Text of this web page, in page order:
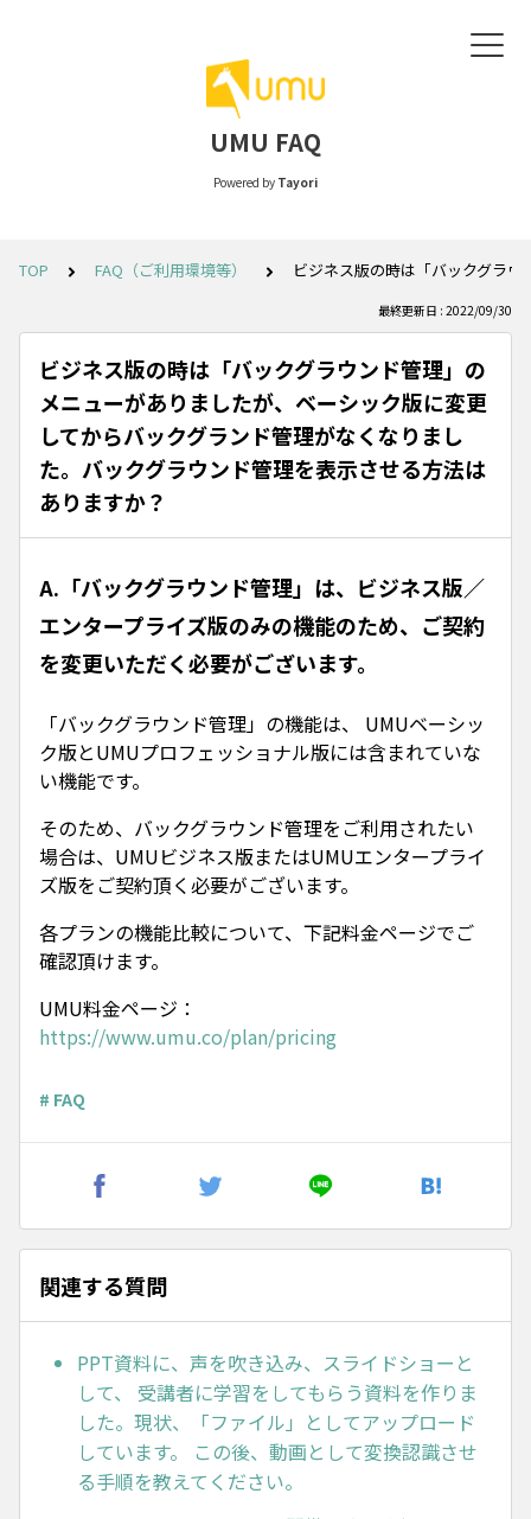
UMU FAQ
Powered by Tayori
TOP FAQ（ご利用環境等） ビジネス版の時は「バックグラ
最終更新日 : 2022/09/30
ビジネス版の時は「バックグラウンド管理」の
メニューがありましたが、ベーシック版に変更
してからバックグランド管理がなくなりまし
た。バックグラウンド管理を表示させる方法は
ありますか？
A.「バックグラウンド管理」は、ビジネス版／
エンタープライズ版のみの機能のため、ご契約
を変更いただく必要がございます。
「バックグラウンド管理」の機能は、 UMUベーシッ
ク版とUMUプロフェッショナル版には含まれていな
い機能です。
そのため、バックグラウンド管理をご利用されたい
場合は、UMUビジネス版またはUMUエンタープライ
ズ版をご契約頂く必要がございます。
各プランの機能比較について、下記料金ページでご
確認頂けます。
UMU料金ページ：
https://www.umu.co/plan/pricing
# FAQ
関連する質問
PPT資料に、声を吹き込み、スライドショーと
して、 受講者に学習をしてもらう資料を作りま
した。現状、「ファイル」としてアップロード
しています。 この後、動画として変換認識させ
る手順を教えてください。